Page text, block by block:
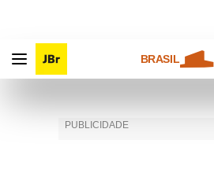
BRASIL